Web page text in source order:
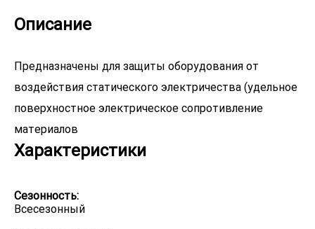
Описание
Предназначены для защиты оборудования от
воздействия статического электричества (удельное
поверхностное электрическое сопротивление
материалов
Характеристики
Сезонность:
Всесезонный